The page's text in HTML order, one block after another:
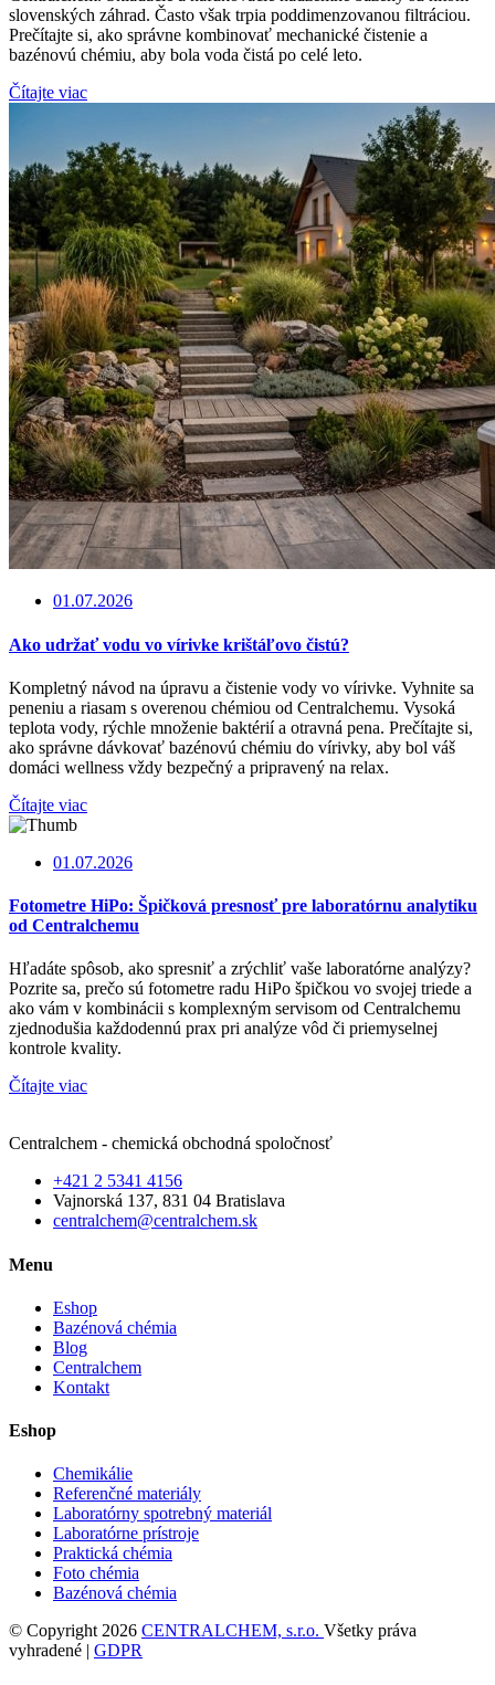
slovenských záhrad. Často však trpia poddimenzovanou filtráciou.
Prečítajte si, ako správne kombinovať mechanické čistenie a
bazénovú chémiu, aby bola voda čistá po celé leto.
Čítajte viac
01.07.2026
Ako udržať vodu vo vírivke krištáľovo čistú?
Kompletný návod na úpravu a čistenie vody vo vírivke. Vyhnite sa
peneniu a riasam s overenou chémiou od Centralchemu. Vysoká
teplota vody, rýchle množenie baktérií a otravná pena. Prečítajte si,
ako správne dávkovať bazénovú chémiu do vírivky, aby bol váš
domáci wellness vždy bezpečný a pripravený na relax.
Čítajte viac
01.07.2026
Fotometre HiPo: Špičková presnosť pre laboratórnu analytiku
od Centralchemu
Hľadáte spôsob, ako spresniť a zrýchliť vaše laboratórne analýzy?
Pozrite sa, prečo sú fotometre radu HiPo špičkou vo svojej triede a
ako vám v kombinácii s komplexným servisom od Centralchemu
zjednodušia každodennú prax pri analýze vôd či priemyselnej
kontrole kvality.
Čítajte viac
Centralchem - chemická obchodná spoločnosť
+421 2 5341 4156
Vajnorská 137, 831 04 Bratislava
centralchem@centralchem.sk
Menu
Eshop
Bazénová chémia
Blog
Centralchem
Kontakt
Eshop
Chemikálie
Referenčné materiály
Laboratórny spotrebný materiál
Laboratórne prístroje
Praktická chémia
Foto chémia
Bazénová chémia
© Copyright 2026 CENTRALCHEM, s.r.o. Všetky práva
vyhradené | GDPR